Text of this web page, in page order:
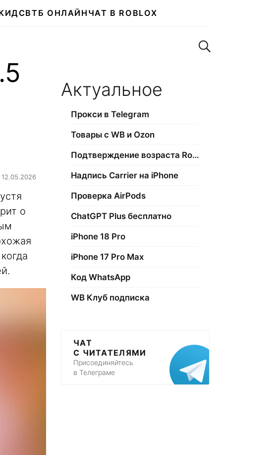
ВТБ ОНЛАЙН ЧАТ В ROBLOX
Поиск по сайту
о
Актуальное
Прокси в Telegram
Товары с WB и Ozon
Подтверждение возраста Roblox
Надпись Carrier на iPhone
Проверка AirPods
ChatGPT Plus бесплатно
iPhone 18 Pro
iPhone 17 Pro Max
Код WhatsApp
WB Клуб подписка
ЧАТ
С ЧИТАТЕЛЯМИ
Присоединяйтесь
в Телеграме